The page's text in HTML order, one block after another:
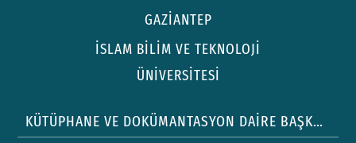
GAZİANTEP
İSLAM BİLİM VE TEKNOLOJİ
ÜNİVERSİTESİ
KÜTÜPHANE VE DOKÜMANTASYON DAİRE BAŞKANLIĞI